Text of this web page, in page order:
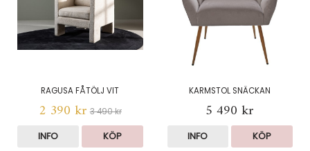
RAGUSA FÅTÖLJ VIT
2 390 kr 3 490 kr
INFO KÖP
KARMSTOL SNÄCKAN
5 490 kr
INFO KÖP